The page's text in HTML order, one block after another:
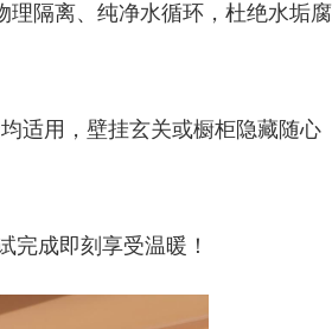
理隔离、纯净水循环，‌杜绝水垢腐
适用，‌壁挂玄关或橱柜隐藏随心
完成‌即刻享受温暖！